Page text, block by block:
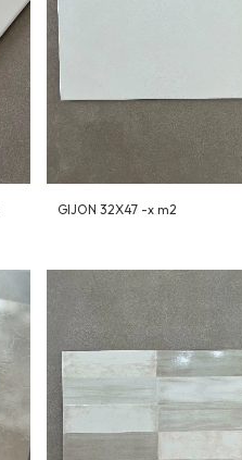
GIJON 32X47 -x m2